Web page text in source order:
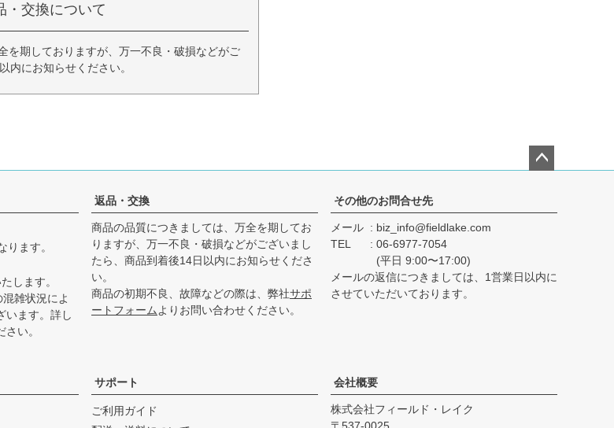
・交換について
を期しておりますが、万一不良・破損などがご
内にお知らせください。
ップ
ります。
します。
雑状況によ
います。詳し
い。
返品・交換
商品の品質につきましては、万全を期してお
りますが、万一不良・破損などがございまし
たら、商品到着後14日以内にお知らせくださ
い。
商品の初期不良、故障などの際は、弊社サポ
ートフォーム よりお問い合わせください。
その他のお問合せ先
メール
biz_info@fieldlake.com
TEL
06-6977-7054
(平日 9:00〜17:00)
メールの返信につきましては、1営業日以内に
させていただいております。
サポート
ご利用ガイド
会社概要
株式会社フィールド・レイク
537-0025